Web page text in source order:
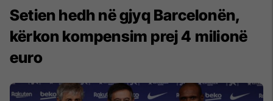
Setien hedh në gjyq Barcelonën,
kërkon kompensim prej 4 milionë
euro